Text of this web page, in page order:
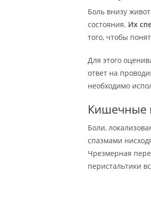
Боль внизу
состояния. Их
того, чтобы
Для этого
ответ на
необходимо
Кишечные
Боли,
спазмами
Чрезмерная
перистальтики